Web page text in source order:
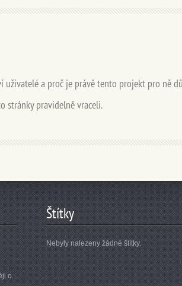
uživatelé a proč je právě tento projekt pro ně
stránky pravidelně vraceli.
o
Štítky
Nebyly nalezeny žádné štítky.